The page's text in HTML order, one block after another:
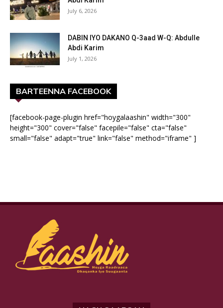
July 6, 2026
DABIN IYO DAKANO Q-3aad W-Q: Abdulle
Abdi Karim
July 1, 2026
BARTEENNA FACEBOOK
[facebook-page-plugin href="hoygalaashin" width="300"
height="300" cover="false" facepile="false" cta="false"
small="false" adapt="true" link="false" method="iframe" ]